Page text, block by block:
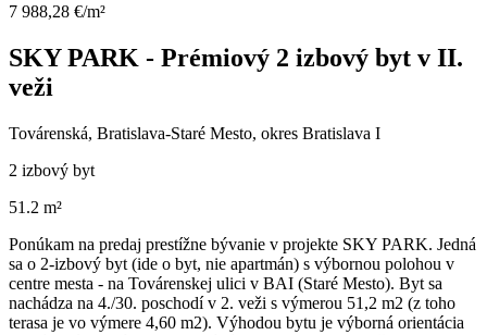
7 988,28 €/m²
SKY PARK - Prémiový 2 izbový byt v II.
veži
Továrenská, Bratislava-Staré Mesto, okres Bratislava I
2 izbový byt
51.2 m²
Ponúkam na predaj prestížne bývanie v projekte SKY PARK. Jedná
sa o 2-izbový byt (ide o byt, nie apartmán) s výbornou polohou v
centre mesta - na Továrenskej ulici v BAI (Staré Mesto). Byt sa
nachádza na 4./30. poschodí v 2. veži s výmerou 51,2 m2 (z toho
terasa je vo výmere 4,60 m2). Výhodou bytu je výborná orientácia